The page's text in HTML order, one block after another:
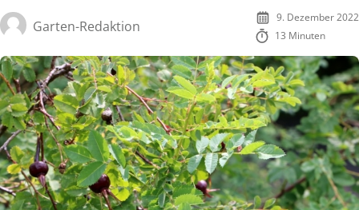
Garten-Redaktion
9. Dezember 2022
13 Minuten